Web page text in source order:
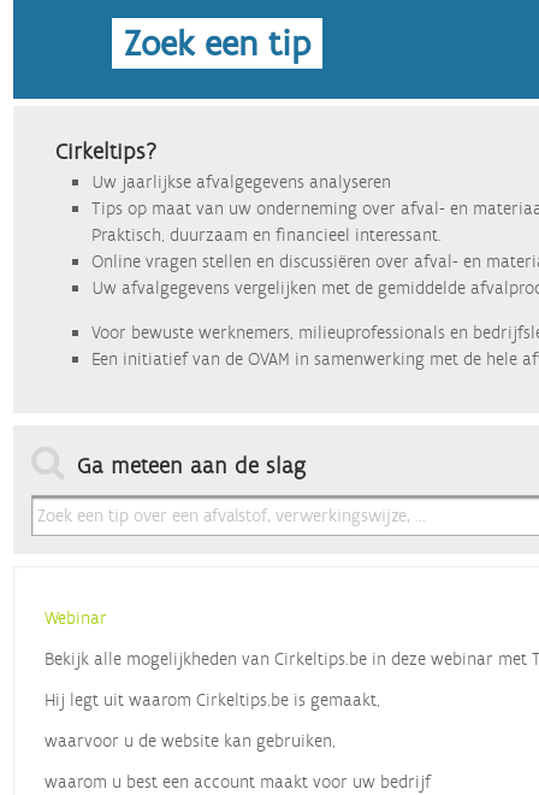
Zoek een tip
Cirkeltips?
Uw jaarlijkse afvalgegevens analyseren
Tips op maat van uw onderneming over afval- en
Praktisch, duurzaam en financieel interessant.
Online vragen stellen en discussiëren over afval- en
Uw afvalgegevens vergelijken met de gemiddelde
Voor bewuste werknemers, milieuprofessionals en
Een initiatief van de OVAM in samenwerking met de hele
Ga meteen aan de slag
Webinar
Bekijk alle mogelijkheden van Cirkeltips.be in deze webinar met
Hij legt uit waarom Cirkeltips.be is gemaakt,
waarvoor u de website kan gebruiken,
waarom u best een account maakt voor uw bedrijf